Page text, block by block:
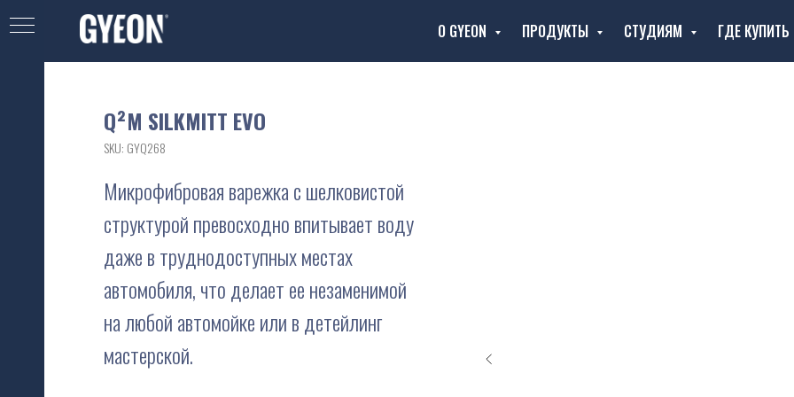
О GYEON ПРОДУКТЫ СТУДИЯМ ГДЕ КУПИТЬ
Q²M SILKMITT EVO
SKU: GYQ268
Микрофибровая варежка с шелковистой
структурой превосходно впитывает воду
даже в труднодоступных местах
автомобиля, что делает ее незаменимой
на любой автомойке или в детейлинг
мастерской.